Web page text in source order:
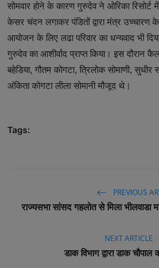
सोमवार होने के कारण गुरुदेव ने ओरिका रिसोर्ट
केसर चंदन लगाकर पंडितों द्वारा मंत्र उच्चारण
आयोजन के लिए लढा परिवार का धन्यवाद भी
गुरुदेव का आशीर्वाद प्राप्त किया। इस दौरान
बहेडिया, गौतम कोगटा, त्रिलोक सोमाणी, सुधीर
अंकिता कोगटा लीला सोमानी मौजूद थे।
Tags:
PREVIOUS
राज्यसभा सांसद गहलोत से मिला भीलवाडा
NEXT ARTICLE
डाक विभाग द्वारा डाक